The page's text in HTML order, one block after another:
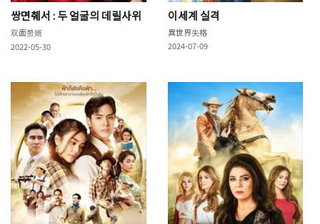
쌍면췌서 : 두 얼굴의 데릴사위
双面赘婿
2022-05-30
이세계 실격
異世界失格
2024-07-09